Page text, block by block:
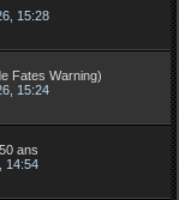
15:28
Fates Warning)
15:24
ans
14:54